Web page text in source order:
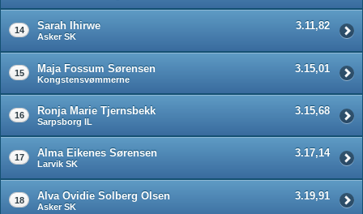
14 Sarah Ihirwe
Asker SK
3.11,82
15 Maja Fossum Sørensen
Kongstensvømmerne
3.15,01
16 Ronja Marie Tjernsbekk
Sarpsborg IL
3.15,68
17 Alma Eikenes Sørensen
Larvik SK
3.17,14
18 Alva Ovidie Solberg Olsen
Asker SK
3.19,91